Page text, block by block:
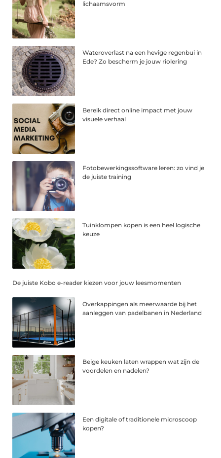
lichaamsvorm
Wateroverlast na een hevige regenbui in
Ede? Zo bescherm je jouw riolering
Bereik direct online impact met jouw
visuele verhaal
Fotobewerkingssoftware leren: zo vind je
de juiste training
Tuinklompen kopen is een heel logische
keuze
De juiste Kobo e-reader kiezen voor jouw leesmomenten
Overkappingen als meerwaarde bij het
aanleggen van padelbanen in Nederland
Beige keuken laten wrappen wat zijn de
voordelen en nadelen?
Een digitale of traditionele microscoop
kopen?